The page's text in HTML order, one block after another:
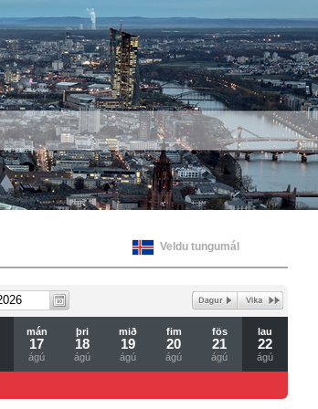
Veldu tungumál
mán
17
ágú
þri
18
ágú
mið
19
ágú
fim
20
ágú
fös
21
ágú
lau
22
ágú